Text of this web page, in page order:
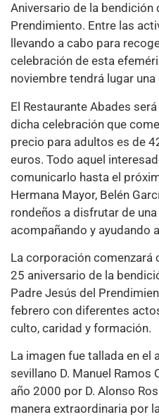
Aniversario de la bendición
Prendimiento. Entre las
llevando a cabo para
celebración de esta
noviembre tendrá lugar una
El Restaurante Abades
dicha celebración que
precio para adultos es de
euros. Todo aquel
comunicarlo hasta el
Hermana Mayor, Belén
rondeños a disfrutar de
acompañando y ayudando
La corporación comenzará
25 aniversario de la
Padre Jesús del
febrero con diferentes
culto, caridad y formación.
La imagen fue tallada en el
sevillano D. Manuel Ramos
año 2000 por D. Alonso
manera extraordinaria por